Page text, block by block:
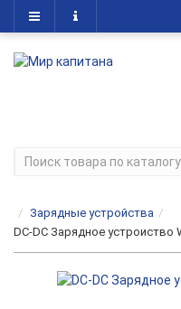
Зарядные устройства
DC-DC Зарядное устроиство